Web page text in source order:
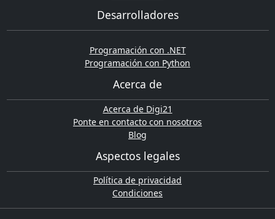
Desarrolladores
Programación con .NET
Programación con Python
Acerca de
Acerca de Digi21
Ponte en contacto con nosotros
Blog
Aspectos legales
Política de privacidad
Condiciones